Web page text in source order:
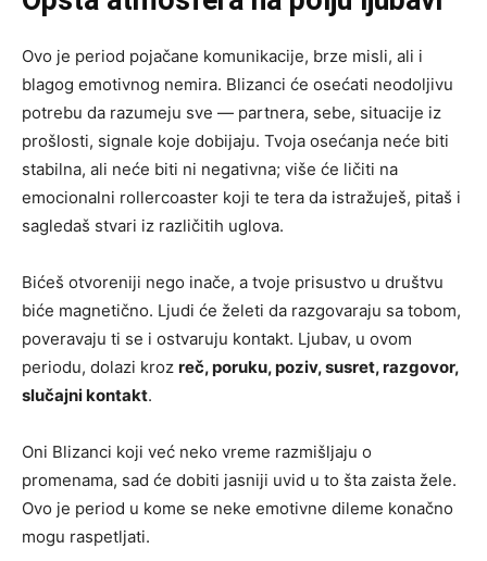
Ovo je period pojačane komunikacije, brze misli, ali i
blagog emotivnog nemira. Blizanci će osećati neodoljivu
potrebu da razumeju sve — partnera, sebe, situacije iz
prošlosti, signale koje dobijaju. Tvoja osećanja neće biti
stabilna, ali neće biti ni negativna; više će ličiti na
emocionalni rollercoaster koji te tera da istražuješ, pitaš i
sagledaš stvari iz različitih uglova.
Bićeš otvoreniji nego inače, a tvoje prisustvo u društvu
biće magnetično. Ljudi će želeti da razgovaraju sa tobom,
poveravaju ti se i ostvaruju kontakt. Ljubav, u ovom
periodu, dolazi kroz reč, poruku, poziv, susret, razgovor,
slučajni kontakt.
Oni Blizanci koji već neko vreme razmišljaju o
promenama, sad će dobiti jasniji uvid u to šta zaista žele.
Ovo je period u kome se neke emotivne dileme konačno
mogu raspetljati.